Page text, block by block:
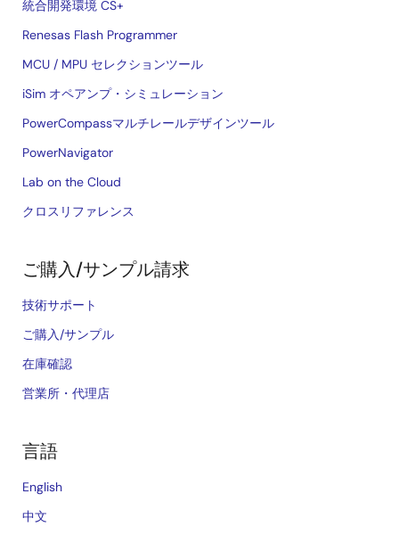
統合開発環境 CS+
Renesas Flash Programmer
MCU / MPU セレクションツール
iSim オペアンプ・シミュレーション
PowerCompassマルチレールデザインツール
PowerNavigator
Lab on the Cloud
クロスリファレンス
ご購入/サンプル請求
技術サポート
ご購入/サンプル
在庫確認
営業所・代理店
言語
English
中文